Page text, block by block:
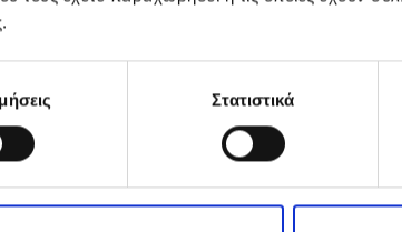
Στατιστικά
το Huile Sirène για άμεση προστασία.
το Bain Après-Soleil για καθαρισμό και